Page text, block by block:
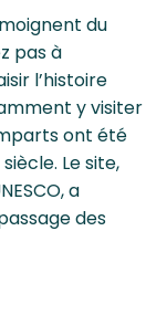
du
pas à
l’histoire
y visiter
ont été
Le site,
a
des